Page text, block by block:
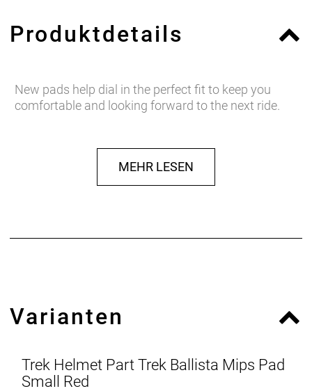
Produktdetails
New pads help dial in the perfect fit to keep you
comfortable and looking forward to the next ride.
MEHR LESEN
Varianten
Trek Helmet Part Trek Ballista Mips Pad
Small Red